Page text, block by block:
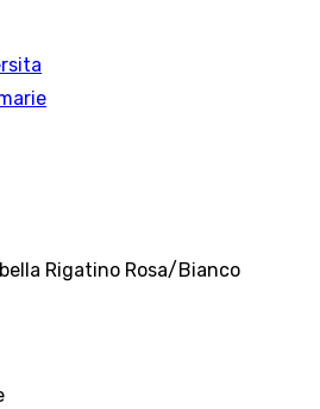
Rigatino Rosa/Bianco